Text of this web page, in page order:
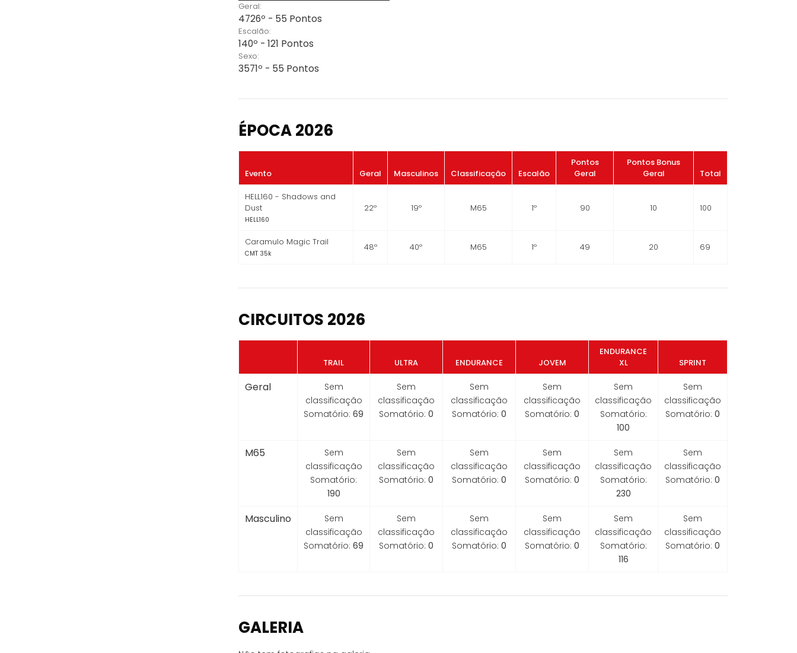
Geral:
4726º - 55 Pontos
Escalão:
140º - 121 Pontos
Sexo:
3571º - 55 Pontos
ÉPOCA 2026
Evento Geral Masculinos Classificação Escalão
Pontos
Geral
Pontos Bonus
Geral
Total
HELL160 - Shadows and
Dust
HELL160
22º 19º M65 1º 90 10 100
Caramulo Magic Trail
CMT 35k
48º 40º M65 1º 49 20 69
CIRCUITOS 2026
TRAIL ULTRA ENDURANCE JOVEM
ENDURANCE
XL
SPRINT
Geral
Sem
classificação
Somatório: 69
Sem
classificação
Somatório: 0
Sem
classificação
Somatório: 0
Sem
classificação
Somatório: 0
Sem
classificação
Somatório:
100
Sem
classificação
Somatório: 0
M65
Sem
classificação
Somatório:
190
Sem
classificação
Somatório: 0
Sem
classificação
Somatório: 0
Sem
classificação
Somatório: 0
Sem
classificação
Somatório:
230
Sem
classificação
Somatório: 0
Masculino
Sem
classificação
Somatório: 69
Sem
classificação
Somatório: 0
Sem
classificação
Somatório: 0
Sem
classificação
Somatório: 0
Sem
classificação
Somatório:
116
Sem
classificação
Somatório: 0
GALERIA